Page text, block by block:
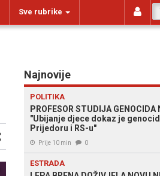
Sve rubrike
Najnovije
POLITIKA
PROFESOR STUDIJA GENOCIDA
"Ubijanje djece dokaz je
Prijedoru i RS-u"
Prije 10 min 0
ESTRADA